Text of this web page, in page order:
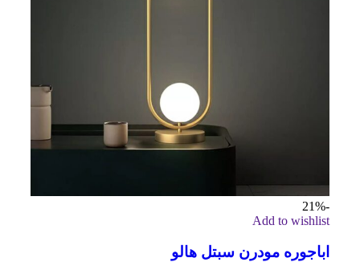
-21%
Add to wishlist
اباجوره مودرن سبتل هالو